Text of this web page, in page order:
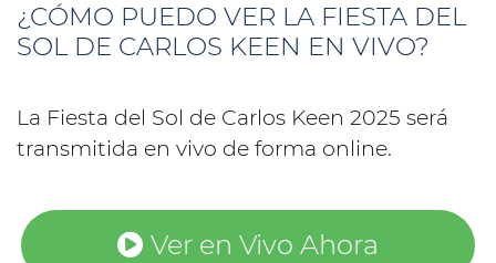
¿CÓMO PUEDO VER LA FIESTA DEL
SOL DE CARLOS KEEN EN VIVO?
La Fiesta del Sol de Carlos Keen 2025 será
transmitida en vivo de forma online.
Ver en Vivo Ahora